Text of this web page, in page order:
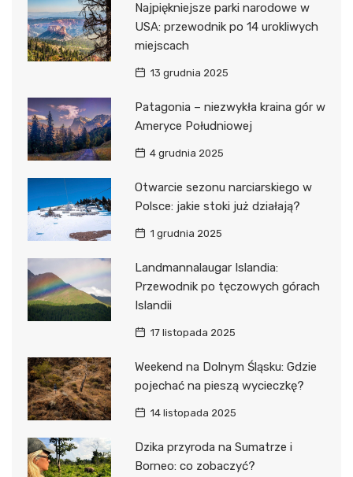
Najpiękniejsze parki narodowe w
USA: przewodnik po 14 urokliwych
miejscach
13 grudnia 2025
Patagonia – niezwykła kraina gór w
Ameryce Południowej
4 grudnia 2025
Otwarcie sezonu narciarskiego w
Polsce: jakie stoki już działają?
1 grudnia 2025
Landmannalaugar Islandia:
Przewodnik po tęczowych górach
Islandii
17 listopada 2025
Weekend na Dolnym Śląsku: Gdzie
pojechać na pieszą wycieczkę?
14 listopada 2025
Dzika przyroda na Sumatrze i
Borneo: co zobaczyć?